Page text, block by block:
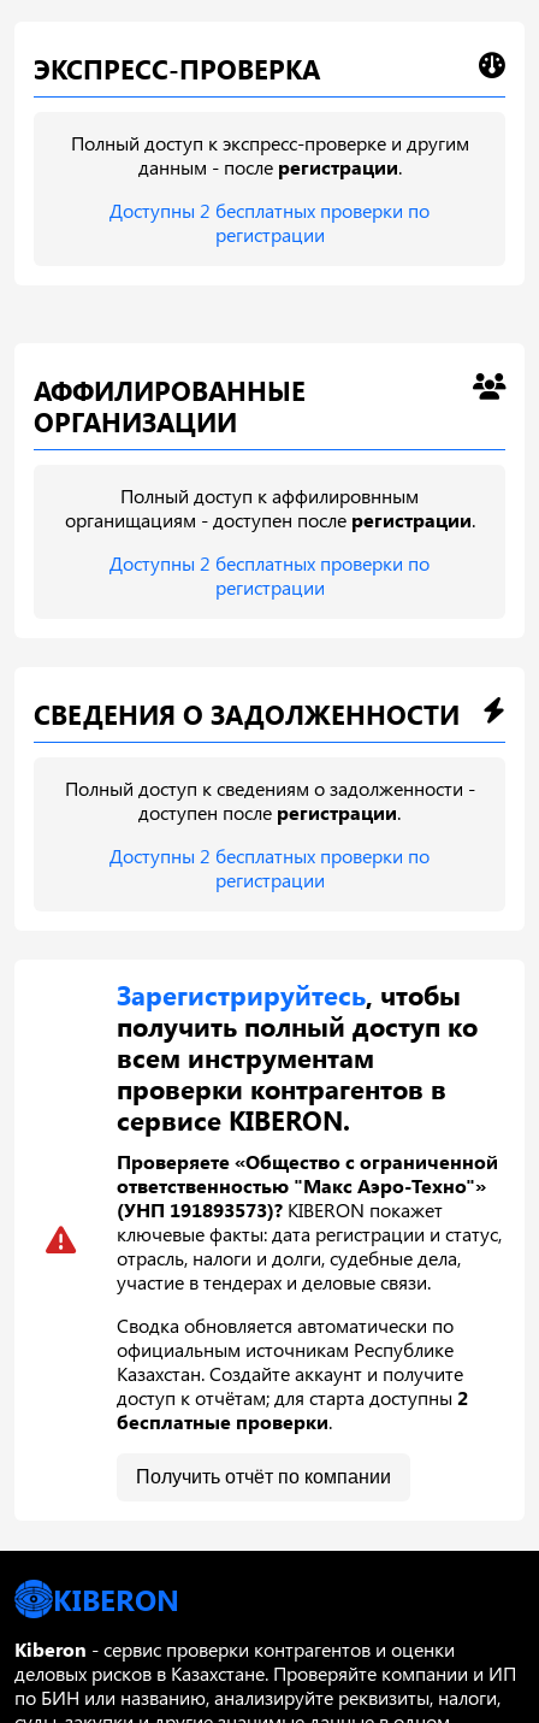
ЭКСПРЕСС-ПРОВЕРКА
Полный доступ к экспресс-проверке и другим
данным - после регистрации.
Доступны 2 бесплатных проверки по
регистрации
АФФИЛИРОВАННЫЕ
ОРГАНИЗАЦИИ
Полный доступ к аффилировнным
органищациям - доступен после регистрации.
Доступны 2 бесплатных проверки по
регистрации
СВЕДЕНИЯ О ЗАДОЛЖЕННОСТИ
Полный доступ к сведениям о задолженности -
доступен после регистрации.
Доступны 2 бесплатных проверки по
регистрации
Зарегистрируйтесь, чтобы
получить полный доступ ко
всем инструментам
проверки контрагентов в
сервисе KIBERON.
Проверяете «Общество с ограниченной
ответственностью "Макс Аэро-Техно"»
(УНП 191893573)? KIBERON покажет
ключевые факты: дата регистрации и статус,
отрасль, налоги и долги, судебные дела,
участие в тендерах и деловые связи.
Сводка обновляется автоматически по
официальным источникам Республике
Казахстан. Создайте аккаунт и получите
доступ к отчётам; для старта доступны2
бесплатные проверки.
Получить отчёт по компании
KIBERON
Kiberon - сервис проверки контрагентов и оценки
деловых рисков в Казахстане. Проверяйте компании и ИП
по БИН или названию, анализируйте реквизиты, налоги,